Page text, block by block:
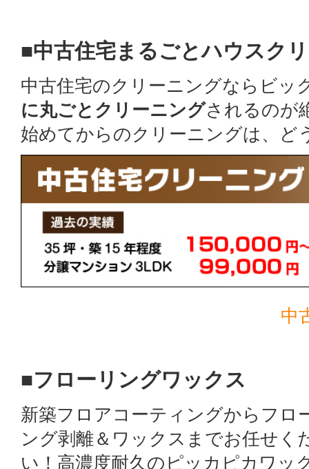
■中古住宅まるごとハウスク
中古住宅のクリーニングならビッ
に丸ごとクリーニングされるのが
始めてからのクリーニングは、ど
中
■フローリングワックス
新築フロアコーティングからフロ
ング剥離＆ワックスまでお任せく
い！高濃度耐久のピッカピカワッ